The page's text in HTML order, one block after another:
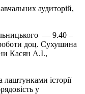
аудиторій,
— 9.40 –
роботи доц. Сухушина
Касян А.І.,
лаштунками історії
у